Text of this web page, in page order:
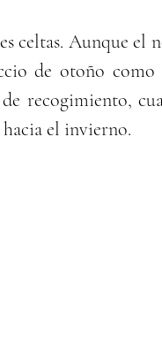
celtas. Aunque el
de otoño
recogimiento,
el invierno.